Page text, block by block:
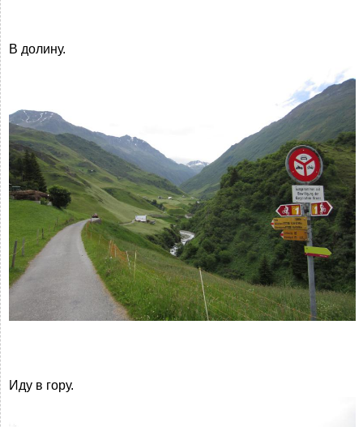
В долину.
Иду в гору.